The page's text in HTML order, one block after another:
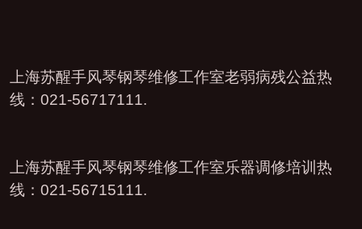
上海苏醒手风琴钢琴维修工作室老弱病残公益热
线：021-56717111.
上海苏醒手风琴钢琴维修工作室乐器调修培训热
线：021-56715111.